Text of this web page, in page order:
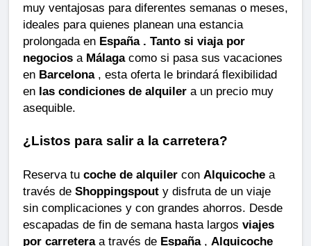
muy ventajosas para diferentes semanas o meses,
ideales para quienes planean una estancia
prolongada en España . Tanto si viaja por
negocios a Málagacomo si pasa sus vacaciones
en Barcelona, ​​esta oferta le brindará flexibilidad
en las condiciones de alquiler a un precio muy
asequible.
¿Listos para salir a la carretera?
Reserva tu coche de alquiler con Alquicoche a
través de Shoppingspout y disfruta de un viaje
sin complicaciones y con grandes ahorros. Desde
escapadas de fin de semana hasta largos viajes
por carreteraa través de España, Alquicoche